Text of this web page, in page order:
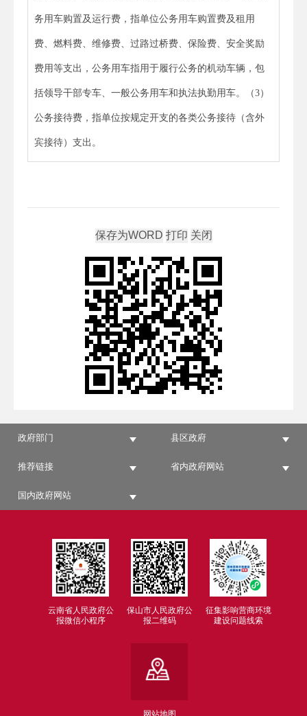
务用车购置及运行费，指单位公务用车购置费及租用
费、燃料费、维修费、过路过桥费、保险费、安全奖励
费用等支出，公务用车指用于履行公务的机动车辆，包
括领导干部专车、一般公务用车和执法执勤用车。（3）
公务接待费，指单位按规定开支的各类公务接待（含外
宾接待）支出。
政府部门 县区政府
推荐链接 省内政府网站
国内政府网站
云南省人民政府公
报微信小程序
保山市人民政府公
报二维码
征集影响营商环境
建设问题线索
网站地图